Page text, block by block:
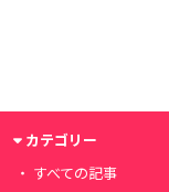
カテゴリー
すべての記事